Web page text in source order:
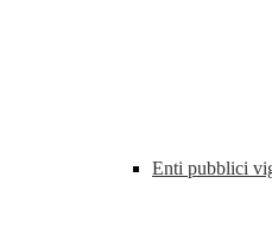
Enti pubblici